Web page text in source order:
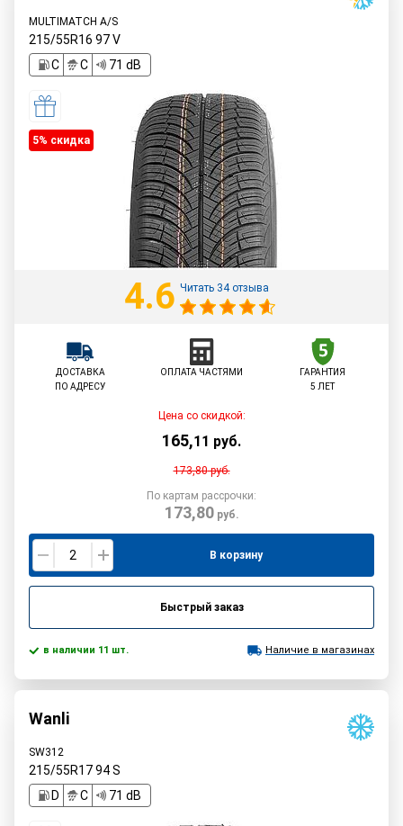
MULTIMATCH A/S
215/55R16 97V
C
C 71 dB
5% cкидка
4.6 Читать 34 отзыва
ДОСТАВКА
ПО АДРЕСУ
ОПЛАТА ЧАСТЯМИ
ГАРАНТИЯ
5 ЛЕТ
Цена со скидкой:
165,11 руб.
173,80руб.
По картам рассрочки:
173,80руб.
В корзину
Быстрый заказ
в наличии 11 шт. Наличие в магазинах
Wanli
SW312
215/55R1794S
D
C 71 dB